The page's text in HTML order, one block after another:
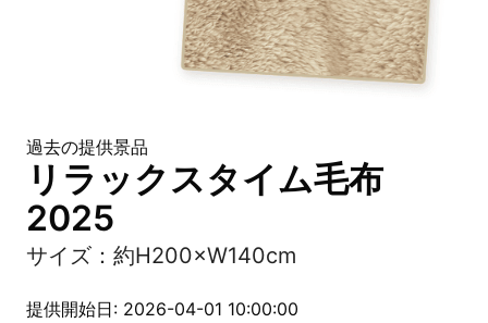
過去の提供景品
リラックスタイム毛布
2025
サイズ：約H200×W140cm
提供開始日: 2026-04-01 10:00:00